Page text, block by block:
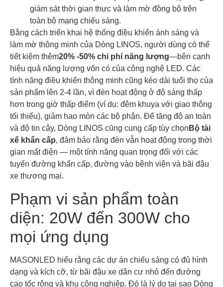
giám sát thời gian thực và làm mờ đồng bộ trên
toàn bộ mạng chiếu sáng.
Bằng cách triển khai hệ thống điều khiển ánh sáng và
làm mờ thông minh của Dòng LINOS, người dùng có thể
tiết kiệm thêm20% -50% chi phí năng lượng—bên cạnh
hiệu quả năng lượng vốn có của công nghệ LED. Các
tính năng điều khiển thông minh cũng kéo dài tuổi thọ của
sản phẩm lên 2-4 lần, vì đèn hoạt động ở độ sáng thấp
hơn trong giờ thấp điểm (ví dụ: đêm khuya với giao thông
tối thiểu), giảm hao mòn các bộ phận. Để tăng độ an toàn
và độ tin cậy, Dòng LINOS cũng cung cấp tùy chọn Bộ tài
xế khẩn cấp, đảm bảo rằng đèn vẫn hoạt động trong thời
gian mất điện — một tính năng quan trọng đối với các
tuyến đường khẩn cấp, đường vào bệnh viện và bãi đậu
xe thương mại.
Phạm vi sản phẩm toàn
diện: 20W đến 300W cho
mọi ứng dụng
MASONLED hiểu rằng các dự án chiếu sáng có đủ hình
dạng và kích cỡ, từ bãi đậu xe dân cư nhỏ đến đường
cao tốc rộng và khu công nghiệp. Đó là lý do tại sao Dòng